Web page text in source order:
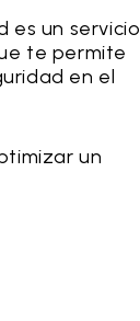
es un servicio
te permite
en el
un